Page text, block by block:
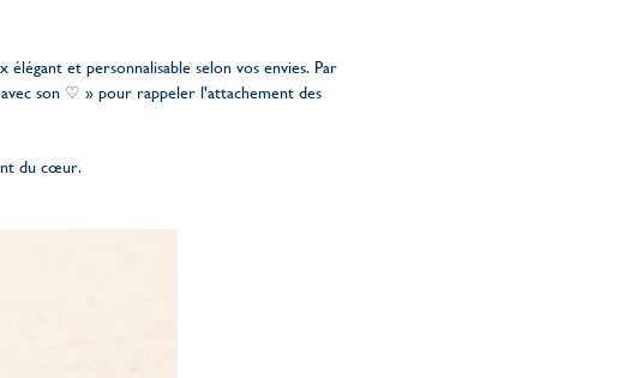
et personnalisable selon vos envies. Par
son ♡ » pour rappeler l'attachement des
du cœur.